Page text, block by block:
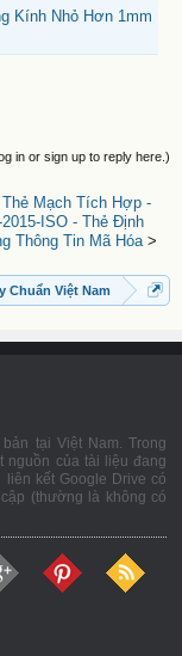
Kính Nhỏ Hơn 1mm
in or sign up to reply here.)
Thẻ Mạch Tích Hợp -
2015-ISO - Thẻ Định
Thông Tin Mã Hóa>
Chuẩn Việt Nam
tại Việt Nam. Trong
nguồn của tài liệu đang
kết Google Drive có
(thường là không có